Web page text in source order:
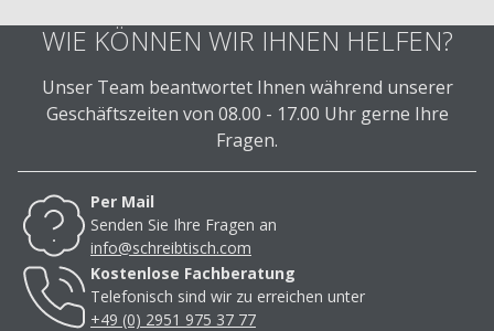
WIE KÖNNEN WIR IHNEN HELFEN?
Unser Team beantwortet Ihnen während unserer
Geschäftszeiten von 08.00 - 17.00 Uhr gerne Ihre
Fragen.
Per Mail
Senden Sie Ihre Fragen an
info@schreibtisch.com
Kostenlose Fachberatung
Telefonisch sind wir zu erreichen unter
+49 (0) 2951 975 37 77